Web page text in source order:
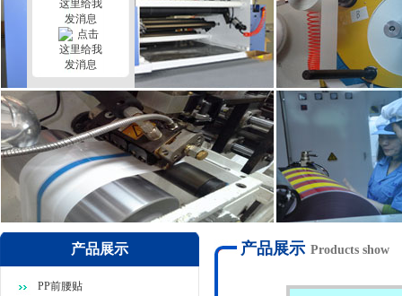
产品展示
PP前腰贴
产品展示 Products show